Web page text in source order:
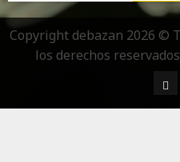
Copyright debazan 2026 ©
los derechos
¿